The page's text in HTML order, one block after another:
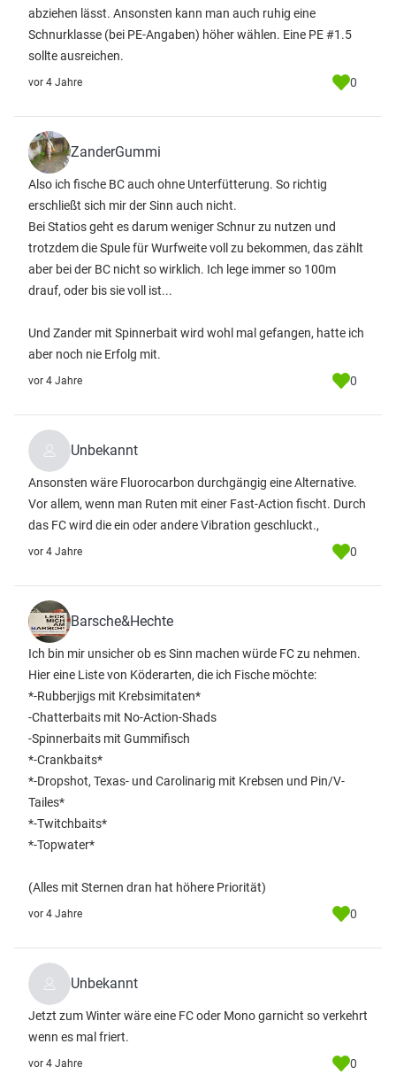
abziehen lässt. Ansonsten kann man auch ruhig eine
Schnurklasse (bei PE-Angaben) höher wählen. Eine PE #1.5
sollte ausreichen.
vor 4 Jahre 0
ZanderGummi
Also ich fische BC auch ohne Unterfütterung. So richtig
erschließt sich mir der Sinn auch nicht.
Bei Statios geht es darum weniger Schnur zu nutzen und
trotzdem die Spule für Wurfweite voll zu bekommen, das zählt
aber bei der BC nicht so wirklich. Ich lege immer so 100m
drauf, oder bis sie voll ist...
Und Zander mit Spinnerbait wird wohl mal gefangen, hatte ich
aber noch nie Erfolg mit.
vor 4 Jahre 0
Unbekannt
Ansonsten wäre Fluorocarbon durchgängig eine Alternative.
Vor allem, wenn man Ruten mit einer Fast-Action fischt. Durch
das FC wird die ein oder andere Vibration geschluckt.,
vor 4 Jahre 0
Barsche&Hechte
Ich bin mir unsicher ob es Sinn machen würde FC zu nehmen.
Hier eine Liste von Köderarten, die ich Fische möchte:
*-Rubberjigs mit Krebsimitaten*
-Chatterbaits mit No-Action-Shads
-Spinnerbaits mit Gummifisch
*-Crankbaits*
*-Dropshot, Texas- und Carolinarig mit Krebsen und Pin/V-
Tailes*
*-Twitchbaits*
*-Topwater*
(Alles mit Sternen dran hat höhere Priorität)
vor 4 Jahre 0
Unbekannt
Jetzt zum Winter wäre eine FC oder Mono garnicht so verkehrt
wenn es mal friert.
vor 4 Jahre 0